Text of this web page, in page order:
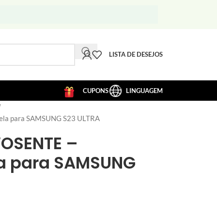
LISTA DE DESEJOS
CUPONS LINGUAGEM
para SAMSUNG S23 ULTRA
–
SAMSUNG